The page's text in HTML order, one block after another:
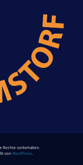
Rechte vorbehalten.
vonWordPress